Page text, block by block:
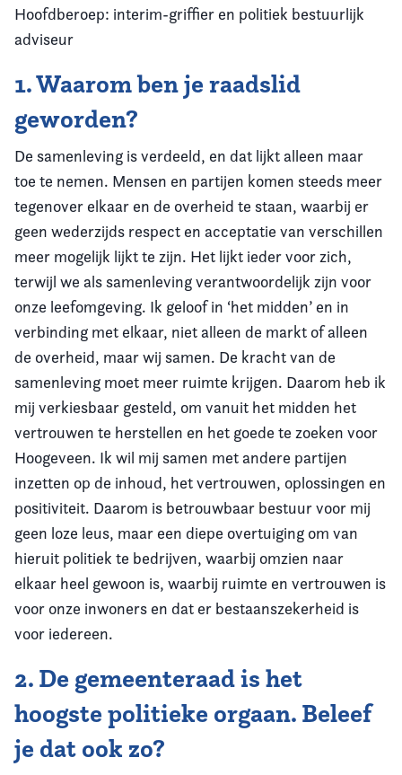
Hoofdberoep: interim-griffier en politiek bestuurlijk
adviseur
1. Waarom ben je raadslid
geworden?
De samenleving is verdeeld, en dat lijkt alleen maar
toe te nemen. Mensen en partijen komen steeds meer
tegenover elkaar en de overheid te staan, waarbij er
geen wederzijds respect en acceptatie van verschillen
meer mogelijk lijkt te zijn. Het lijkt ieder voor zich,
terwijl we als samenleving verantwoordelijk zijn voor
onze leefomgeving. Ik geloof in ‘het midden’ en in
verbinding met elkaar, niet alleen de markt of alleen
de overheid, maar wij samen. De kracht van de
samenleving moet meer ruimte krijgen. Daarom heb ik
mij verkiesbaar gesteld, om vanuit het midden het
vertrouwen te herstellen en het goede te zoeken voor
Hoogeveen. Ik wil mij samen met andere partijen
inzetten op de inhoud, het vertrouwen, oplossingen en
positiviteit. Daarom is betrouwbaar bestuur voor mij
geen loze leus, maar een diepe overtuiging om van
hieruit politiek te bedrijven, waarbij omzien naar
elkaar heel gewoon is, waarbij ruimte en vertrouwen is
voor onze inwoners en dat er bestaanszekerheid is
voor iedereen.
2. De gemeenteraad is het
hoogste politieke orgaan. Beleef
je dat ook zo?